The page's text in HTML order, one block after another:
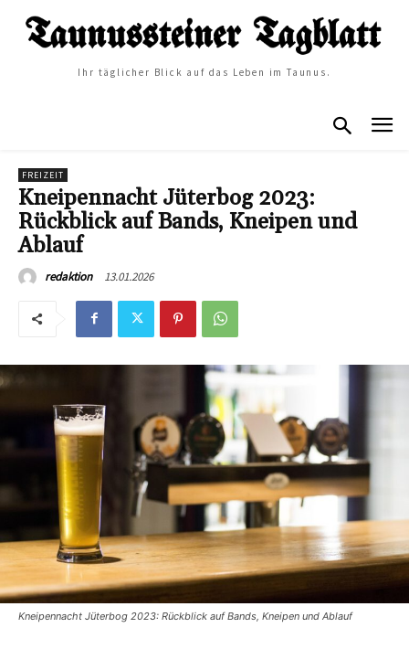
Ihr täglicher Blick auf das Leben im Taunus.
FREIZEIT
Kneipennacht Jüterbog 2023:
Rückblick auf Bands, Kneipen und
Ablauf
redaktion 13.01.2026
Kneipennacht Jüterbog 2023: Rückblick auf Bands, Kneipen und Ablauf